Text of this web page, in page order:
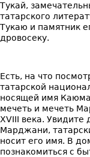
Тукай,
татарского
Тукаю и памятник
дровосеку.
Есть, на что
татарской
носящей имя
мечеть и мечеть
XVIII века.
Марджани,
носит его имя. В
познакомиться с